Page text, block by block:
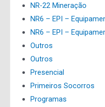
NR-22 Mineração
NR6 – EPI –
NR6 – EPI –
Outros
Outros
Presencial
Primeiros Socorros
Programas